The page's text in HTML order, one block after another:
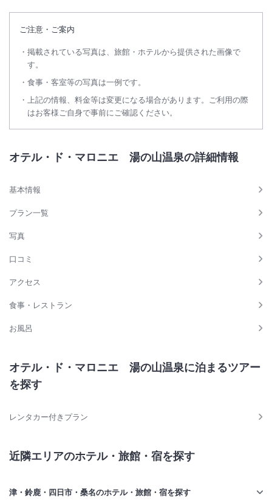
ご注意・ご案内
掲載されている写真は、旅館・ホテルから提供された画像で
す。
食事・客室等の写真は一例です。
上記の情報、料金等は変更になる場合があります。ご利用の際
はお客様ご自身で事前にご確認ください。
オテル・ド・マロニエ 湯の山温泉の詳細情報
基本情報
プラン一覧
写真
口コミ
アクセス
食事・レストラン
お風呂
オテル・ド・マロニエ 湯の山温泉に泊まるツアー
を探す
レンタカー付きプラン
近隣エリアのホテル・旅館・宿を探す
津・鈴鹿・四日市・桑名のホテル・旅館・宿を探す